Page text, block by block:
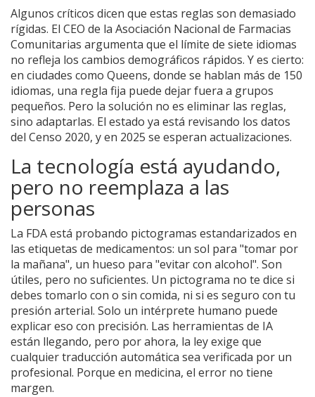
Algunos críticos dicen que estas reglas son demasiado
rígidas. El CEO de la Asociación Nacional de Farmacias
Comunitarias argumenta que el límite de siete idiomas
no refleja los cambios demográficos rápidos. Y es cierto:
en ciudades como Queens, donde se hablan más de 150
idiomas, una regla fija puede dejar fuera a grupos
pequeños. Pero la solución no es eliminar las reglas,
sino adaptarlas. El estado ya está revisando los datos
del Censo 2020, y en 2025 se esperan actualizaciones.
La tecnología está ayudando,
pero no reemplaza a las
personas
La FDA está probando pictogramas estandarizados en
las etiquetas de medicamentos: un sol para "tomar por
la mañana", un hueso para "evitar con alcohol". Son
útiles, pero no suficientes. Un pictograma no te dice si
debes tomarlo con o sin comida, ni si es seguro con tu
presión arterial. Solo un intérprete humano puede
explicar eso con precisión. Las herramientas de IA
están llegando, pero por ahora, la ley exige que
cualquier traducción automática sea verificada por un
profesional. Porque en medicina, el error no tiene
margen.